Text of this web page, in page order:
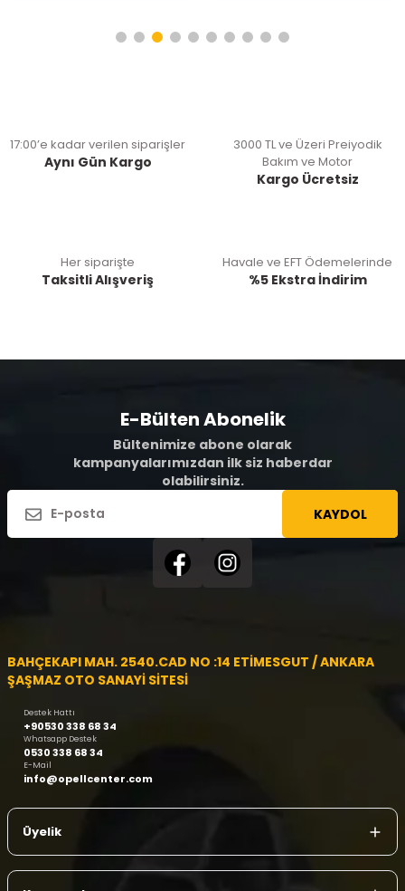
17:00’e kadar verilen siparişler
Aynı Gün Kargo
3000 TL ve Üzeri Preiyodik
Bakım ve Motor
Kargo Ücretsiz
Her siparişte
Taksitli Alışveriş
Havale ve EFT Ödemelerinde
%5 Ekstra İndirim
E-Bülten Abonelik
Bültenimize abone olarak
kampanyalarımızdan ilk siz haberdar
olabilirsiniz.
KAYDOL
BAHÇEKAPI MAH. 2540.CAD NO :14 ETİMESGUT / ANKARA
ŞAŞMAZ OTO SANAYİ SİTESİ
Destek Hattı
+90530 338 68 34
Whatsapp Destek
0530 338 68 34
E-Mail
info@opellcenter.com
Üyelik